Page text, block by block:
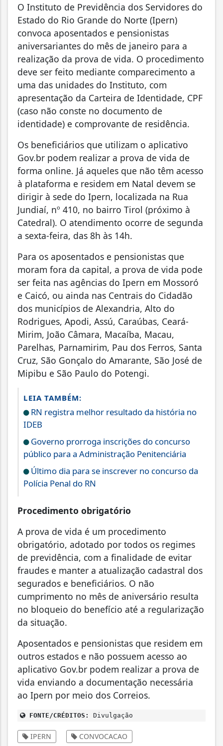
O Instituto de Previdência dos Servidores do
Estado do Rio Grande do Norte (Ipern)
convoca aposentados e pensionistas
aniversariantes do mês de janeiro para a
realização da prova de vida. O procedimento
deve ser feito mediante comparecimento a
uma das unidades do Instituto, com
apresentação da Carteira de Identidade, CPF
(caso não conste no documento de
identidade) e comprovante de residência.
Os beneficiários que utilizam o aplicativo
Gov.br podem realizar a prova de vida de
forma online. Já aqueles que não têm acesso
à plataforma e residem em Natal devem se
dirigir à sede do Ipern, localizada na Rua
Jundiaí, nº 410, no bairro Tirol (próximo à
Catedral). O atendimento ocorre de segunda
a sexta-feira, das 8h às 14h.
Para os aposentados e pensionistas que
moram fora da capital, a prova de vida pode
ser feita nas agências do Ipern em Mossoró
e Caicó, ou ainda nas Centrais do Cidadão
dos municípios de Alexandria, Alto do
Rodrigues, Apodi, Assú, Caraúbas, Ceará-
Mirim, João Câmara, Macaíba, Macau,
Parelhas, Parnamirim, Pau dos Ferros, Santa
Cruz, São Gonçalo do Amarante, São José de
Mipibu e São Paulo do Potengi.
LEIA TAMBÉM:
RN registra melhor resultado da história no
IDEB
Governo prorroga inscrições do concurso
público para a Administração Penitenciária
Último dia para se inscrever no concurso da
Polícia Penal do RN
Procedimento obrigatório
A prova de vida é um procedimento
obrigatório, adotado por todos os regimes
de previdência, com a finalidade de evitar
fraudes e manter a atualização cadastral dos
segurados e beneficiários. O não
cumprimento no mês de aniversário resulta
no bloqueio do benefício até a regularização
da situação.
Aposentados e pensionistas que residem em
outros estados e não possuem acesso ao
aplicativo Gov.br podem realizar a prova de
vida enviando a documentação necessária
ao Ipern por meio dos Correios.
FONTE/CRÉDITOS: Divulgação
IPERN CONVOCACAO